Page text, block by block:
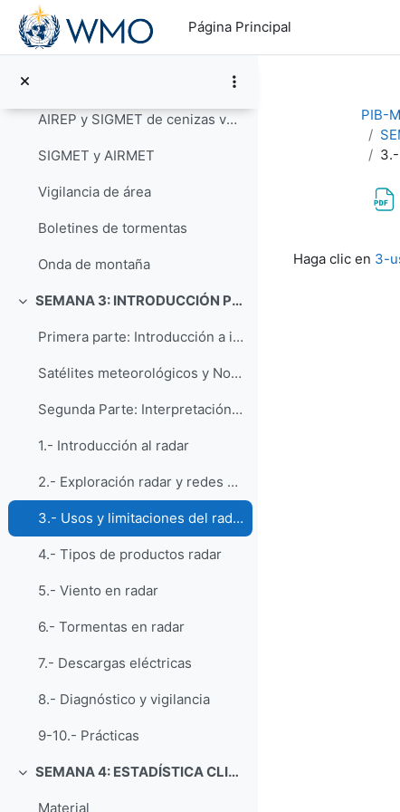
Salta al contenido principal
Página Principal
practica vigilancia
Engelamiento
AIREP y SIGMET de cenizas volcánicas
SIGMET y AIRMET
Vigilancia de área
Boletines de tormentas
Onda de montaña
Colapsar SEMANA 3: INTRODUCCIÓN PRÁCTICA A LA TELEDETECCIÓN Y AL NOWCASTING
Primera parte: Introducción a interpretación a imá...
Satélites meteorológicos y Nowcasting
Segunda Parte: Interpretación práctica de radar y ...
1.- Introducción al radar
2.- Exploración radar y redes de radares
3.- Usos y limitaciones del radar
4.- Tipos de productos radar
5.- Viento en radar
6.- Tormentas en radar
7.- Descargas eléctricas
8.- Diagnóstico y vigilancia
9-10.- Prácticas
Colapsar SEMANA 4: ESTADÍSTICA CLIMATOLÓGICA CON R
Material
PIB-
Haga clic en 3-